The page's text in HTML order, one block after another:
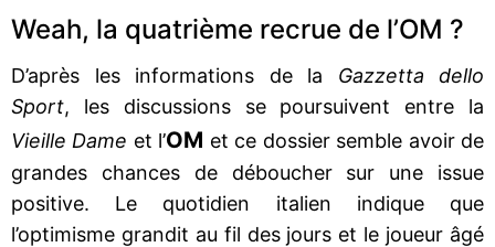
Weah, la quatrième recrue de l’OM ?
D’après les informations de la Gazzetta dello
Sport, les discussions se poursuivent entre la
Vieille Dame et l’OM et ce dossier semble avoir de
grandes chances de déboucher sur une issue
positive. Le quotidien italien indique que
l’optimisme grandit au fil des jours et le joueur âgé